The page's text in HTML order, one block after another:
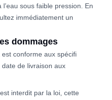
sous faible pression. En
immédiatement un
dommages
conforme aux spécifi
date de livraison aux
interdit par la loi, cette